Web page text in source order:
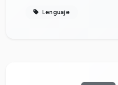
Lenguaje